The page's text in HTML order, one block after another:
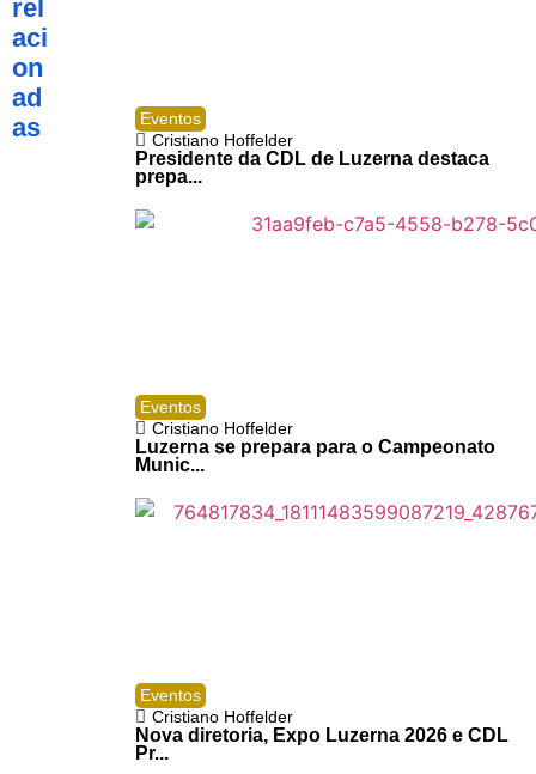
rel
aci
on
ad
as
Eventos
Cristiano Hoffelder
Presidente da CDL de Luzerna destaca
prepa...
Eventos
Cristiano Hoffelder
Luzerna se prepara para o Campeonato
Munic...
Eventos
Cristiano Hoffelder
Nova diretoria, Expo Luzerna 2026 e CDL
Pr...